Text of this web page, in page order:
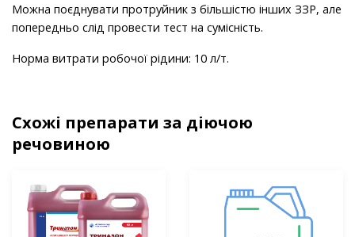
Можна поєднувати протруйник з більшістю інших ЗЗР, але
попередньо слід провести тест на сумісність.
Норма витрати робочої рідини: 10 л/т.
Схожі препарати за діючою
речовиною